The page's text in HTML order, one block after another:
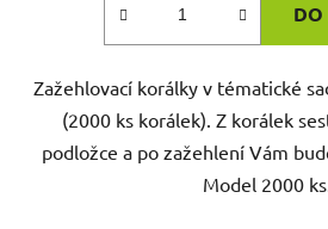
DO
Zažehlovací korálky v tématické
(2000 ks korálek). Z korálek
podložce a po zažehlení Vám
Model 2000